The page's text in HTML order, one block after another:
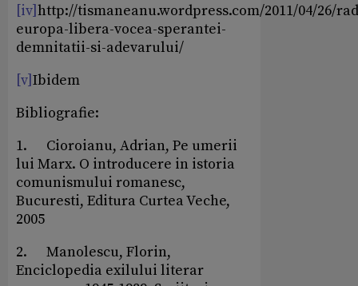
[iv]http://tismaneanu.wordpress.com/2011/04/26/
europa-libera-vocea-sperantei-
demnitatii-si-adevarului/
[v]Ibidem
Bibliografie:
1. Cioroianu, Adrian, Pe umerii
lui Marx. O introducere in istoria
comunismului romanesc,
Bucuresti, Editura Curtea Veche,
2005
2. Manolescu, Florin,
Enciclopedia exilului literar